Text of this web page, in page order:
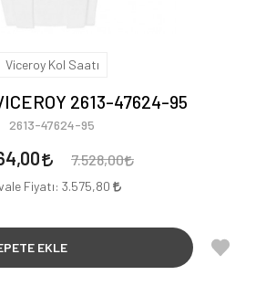
Viceroy Kol Saatı
2613-47624-95
2613-47624-95
7.528,00
Fiyatı: 3.575,80
EKLE